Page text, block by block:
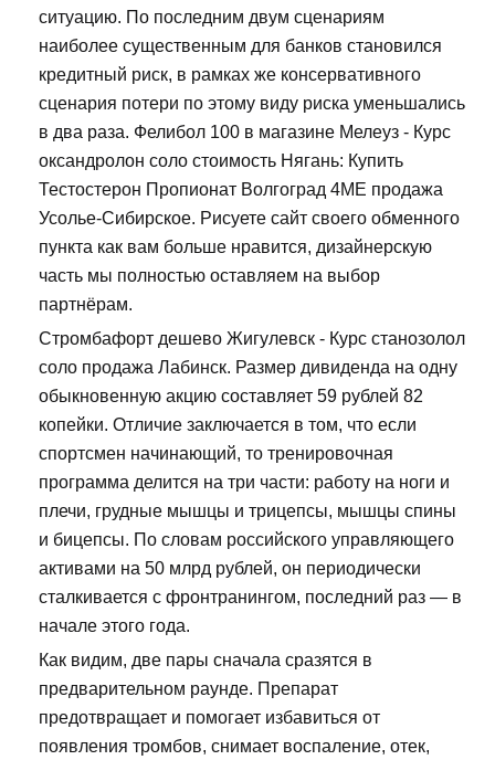
ситуацию. По последним двум сценариям
наиболее существенным для банков становился
кредитный риск, в рамках же консервативного
сценария потери по этому виду риска уменьшались
в два раза. Фелибол 100 в магазине Мелеуз - Курс
оксандролон соло стоимость Нягань: Купить
Тестостерон Пропионат Волгоград 4ME продажа
Усолье-Сибирское. Рисуете сайт своего обменного
пункта как вам больше нравится, дизайнерскую
часть мы полностью оставляем на выбор
партнёрам.
Стромбафорт дешево Жигулевск - Курс станозолол
соло продажа Лабинск. Размер дивиденда на одну
обыкновенную акцию составляет 59 рублей 82
копейки. Отличие заключается в том, что если
спортсмен начинающий, то тренировочная
программа делится на три части: работу на ноги и
плечи, грудные мышцы и трицепсы, мышцы спины
и бицепсы. По словам российского управляющего
активами на 50 млрд рублей, он периодически
сталкивается с фронтранингом, последний раз — в
начале этого года.
Как видим, две пары сначала сразятся в
предварительном раунде. Препарат
предотвращает и помогает избавиться от
появления тромбов, снимает воспаление, отек,